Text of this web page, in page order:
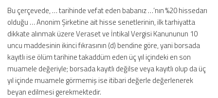
Bu çerçevede, … tarihinde vefat eden babanız …’nın %20 hissedarı
olduğu … Anonim Şirketine ait hisse senetlerinin, ilk tarhiyatta
dikkate alınmak üzere Veraset ve İntikal Vergisi Kanununun 10
uncu maddesinin ikinci fıkrasının (d) bendine göre, yani borsada
kayıtlı ise ölüm tarihine takaddüm eden üç yıl içindeki en son
muamele değeriyle; borsada kayıtlı değilse veya kayıtlı olup da üç
yıl içinde muamele görmemiş ise itibari değerle değerlenerek
beyan edilmesi gerekmektedir.